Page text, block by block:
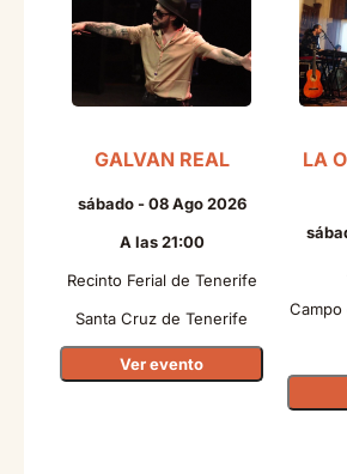
GALVAN REAL
sábado - 08 Ago 2026
A las 21:00
Recinto Ferial de Tenerife
Santa Cruz de Tenerife
Ver evento
LA